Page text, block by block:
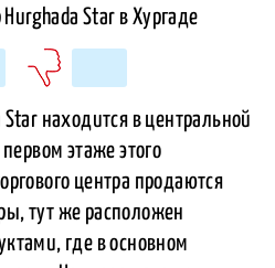
Star находится в центральной
этаже этого
центра продаются
тут же расположен
где в основном